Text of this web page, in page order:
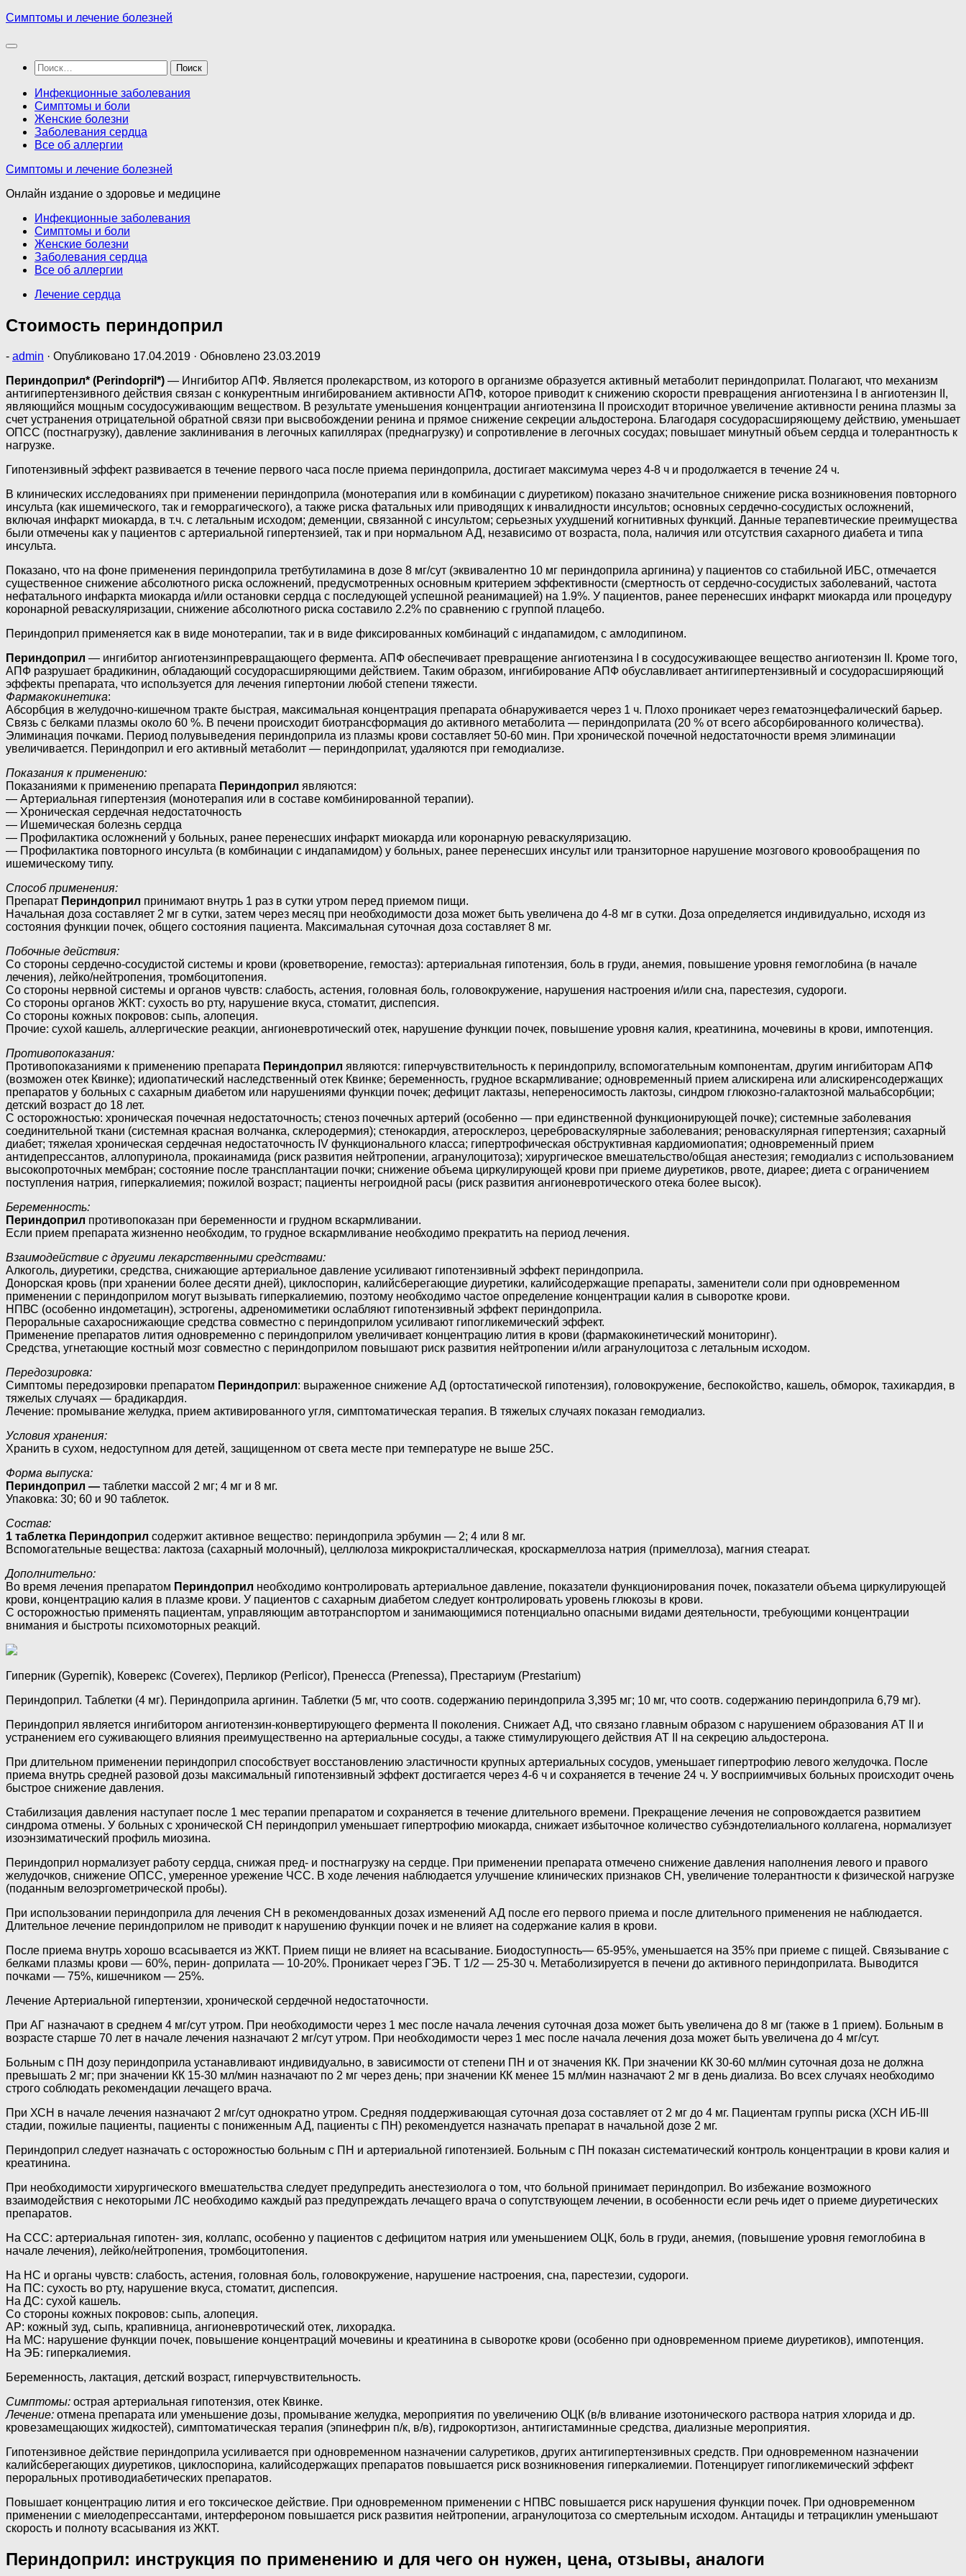
Перейти
содержимому
Симптомы и лечение болезней
Найти:
Инфекционные заболевания
Симптомы и боли
Женские болезни
Заболевания сердца
Все об аллергии
Симптомы и лечение болезней
Онлайн издание о здоровье и медицине
Инфекционные заболевания
Симптомы и боли
Женские болезни
Заболевания сердца
Все об аллергии
Лечение сердца
Стоимость периндоприл
- admin · Опубликовано 17.04.2019 · Обновлено 23.03.2019
Периндоприл* (Perindopril*) — Ингибитор АПФ. Является пролекарством, из которого в организме образуется активный метаболит периндоприлат. Полагают, что механизм
антигипертензивного действия связан с конкурентным ингибированием активности АПФ, которое приводит к снижению скорости превращения ангиотензина I в ангиотензин II,
являющийся мощным сосудосуживающим веществом. В результате уменьшения концентрации ангиотензина II происходит вторичное увеличение активности ренина плазмы за
счет устранения отрицательной обратной связи при высвобождении ренина и прямое снижение секреции альдостерона. Благодаря сосудорасширяющему действию, уменьшает
ОПСС (постнагрузку), давление заклинивания в легочных капиллярах (преднагрузку) и сопротивление в легочных сосудах; повышает минутный объем сердца и толерантность к
нагрузке.
Гипотензивный эффект развивается в течение первого часа после приема периндоприла, достигает максимума через 4-8 ч и продолжается в течение 24 ч.
В клинических исследованиях при применении периндоприла (монотерапия или в комбинации с диуретиком) показано значительное снижение риска возникновения повторного
инсульта (как ишемического, так и геморрагического), а также риска фатальных или приводящих к инвалидности инсультов; основных сердечно-сосудистых осложнений,
включая инфаркт миокарда, в т.ч. с летальным исходом; деменции, связанной с инсультом; серьезных ухудшений когнитивных функций. Данные терапевтические преимущества
были отмечены как у пациентов с артериальной гипертензией, так и при нормальном АД, независимо от возраста, пола, наличия или отсутствия сахарного диабета и типа
инсульта.
Показано, что на фоне применения периндоприла третбутиламина в дозе 8 мг/сут (эквивалентно 10 мг периндоприла аргинина) у пациентов со стабильной ИБС, отмечается
существенное снижение абсолютного риска осложнений, предусмотренных основным критерием эффективности (смертность от сердечно-сосудистых заболеваний, частота
нефатального инфаркта миокарда и/или остановки сердца с последующей успешной реанимацией) на 1.9%. У пациентов, ранее перенесших инфаркт миокарда или процедуру
коронарной реваскуляризации, снижение абсолютного риска составило 2.2% по сравнению с группой плацебо.
Периндоприл применяется как в виде монотерапии, так и в виде фиксированных комбинаций с индапамидом, с амлодипином.
Периндоприл — ингибитор ангиотензинпревращающего фермента. АПФ обеспечивает превращение ангиотензина I в сосудосуживающее вещество ангиотензин II. Кроме того,
АПФ разрушает брадикинин, обладающий сосудорасширяющими действием. Таким образом, ингибирование АПФ обуславливает антигипертензивный и сосудорасширяющий
эффекты препарата, что используется для лечения гипертонии любой степени тяжести.
Фармакокинетика:
Абсорбция в желудочно-кишечном тракте быстрая, максимальная концентрация препарата обнаруживается через 1 ч. Плохо проникает через гематоэнцефалический барьер.
Связь с белками плазмы около 60 %. В печени происходит биотрансформация до активного метаболита — периндоприлата (20 % от всего абсорбированного количества).
Элиминация почками. Период полувыведения периндоприла из плазмы крови составляет 50-60 мин. При хронической почечной недостаточности время элиминации
увеличивается. Периндоприл и его активный метаболит — периндоприлат, удаляются при гемодиализе.
Показания к применению:
Показаниями к применению препарата Периндоприл являются:
— Артериальная гипертензия (монотерапия или в составе комбинированной терапии).
— Хроническая сердечная недостаточность
— Ишемическая болезнь сердца
— Профилактика осложнений у больных, ранее перенесших инфаркт миокарда или коронарную реваскуляризацию.
— Профилактика повторного инсульта (в комбинации с индапамидом) у больных, ранее перенесших инсульт или транзиторное нарушение мозгового кровообращения по
ишемическому типу.
Способ применения:
Препарат Периндоприл принимают внутрь 1 раз в сутки утром перед приемом пищи.
Начальная доза составляет 2 мг в сутки, затем через месяц при необходимости доза может быть увеличена до 4-8 мг в сутки. Доза определяется индивидуально, исходя из
состояния функции почек, общего состояния пациента. Максимальная суточная доза составляет 8 мг.
Побочные действия:
Со стороны сердечно-сосудистой системы и крови (кроветворение, гемостаз): артериальная гипотензия, боль в груди, анемия, повышение уровня гемоглобина (в начале
лечения), лейко/нейтропения, тромбоцитопения.
Со стороны нервной системы и органов чувств: слабость, астения, головная боль, головокружение, нарушения настроения и/или сна, парестезия, судороги.
Со стороны органов ЖКТ: сухость во рту, нарушение вкуса, стоматит, диспепсия.
Со стороны кожных покровов: сыпь, алопеция.
Прочие: сухой кашель, аллергические реакции, ангионевротический отек, нарушение функции почек, повышение уровня калия, креатинина, мочевины в крови, импотенция.
Противопоказания:
Противопоказаниями к применению препарата Периндоприл являются: гиперчувствительность к периндоприлу, вспомогательным компонентам, другим ингибиторам АПФ
(возможен отек Квинке); идиопатический наследственный отек Квинке; беременность, грудное вскармливание; одновременный прием алискирена или алискиренсодержащих
препаратов у больных с сахарным диабетом или нарушениями функции почек; дефицит лактазы, непереносимость лактозы, синдром глюкозно-галактозной мальабсорбции;
детский возраст до 18 лет.
С осторожностью: хроническая почечная недостаточность; стеноз почечных артерий (особенно — при единственной функционирующей почке); системные заболевания
соединительной ткани (системная красная волчанка, склеродермия); стенокардия, атеросклероз, цереброваскулярные заболевания; реноваскулярная гипертензия; сахарный
диабет; тяжелая хроническая сердечная недостаточность IV функционального класса; гипертрофическая обструктивная кардиомиопатия; одновременный прием
антидепрессантов, аллопуринола, прокаинамида (риск развития нейтропении, агранулоцитоза); хирургическое вмешательство/общая анестезия; гемодиализ с использованием
высокопроточных мембран; состояние после трансплантации почки; снижение объема циркулирующей крови при приеме диуретиков, рвоте, диарее; диета с ограничением
поступления натрия, гиперкалиемия; пожилой возраст; пациенты негроидной расы (риск развития ангионевротического отека более высок).
Беременность:
Периндоприл противопоказан при беременности и грудном вскармливании.
Если прием препарата жизненно необходим, то грудное вскармливание необходимо прекратить на период лечения.
Взаимодействие с другими лекарственными средствами:
Алкоголь, диуретики, средства, снижающие артериальное давление усиливают гипотензивный эффект периндоприла.
Донорская кровь (при хранении более десяти дней), циклоспорин, калийсберегающие диуретики, калийсодержащие препараты, заменители соли при одновременном
применении с периндоприлом могут вызывать гиперкалиемию, поэтому необходимо частое определение концентрации калия в сыворотке крови.
НПВС (особенно индометацин), эстрогены, адреномиметики ослабляют гипотензивный эффект периндоприла.
Пероральные сахароснижающие средства совместно с периндоприлом усиливают гипогликемический эффект.
Применение препаратов лития одновременно с периндоприлом увеличивает концентрацию лития в крови (фармакокинетический мониторинг).
Средства, угнетающие костный мозг совместно с периндоприлом повышают риск развития нейтропении и/или агранулоцитоза с летальным исходом.
Передозировка:
Симптомы передозировки препаратом Периндоприл: выраженное снижение АД (ортостатической гипотензия), головокружение, беспокойство, кашель, обморок, тахикардия, в
тяжелых случаях — брадикардия.
Лечение: промывание желудка, прием активированного угля, симптоматическая терапия. В тяжелых случаях показан гемодиализ.
Условия хранения:
Хранить в сухом, недоступном для детей, защищенном от света месте при температуре не выше 25С.
Форма выпуска:
Периндоприл — таблетки массой 2 мг; 4 мг и 8 мг.
Упаковка: 30; 60 и 90 таблеток.
Состав:
1 таблетка Периндоприл содержит активное вещество: периндоприла эрбумин — 2; 4 или 8 мг.
Вспомогательные вещества: лактоза (сахарный молочный), целлюлоза микрокристаллическая, кроскармеллоза натрия (примеллоза), магния стеарат.
Дополнительно:
Во время лечения препаратом Периндоприл необходимо контролировать артериальное давление, показатели функционирования почек, показатели объема циркулирующей
крови, концентрацию калия в плазме крови. У пациентов с сахарным диабетом следует контролировать уровень глюкозы в крови.
С осторожностью применять пациентам, управляющим автотранспортом и занимающимися потенциально опасными видами деятельности, требующими концентрации
внимания и быстроты психомоторных реакций.
Гиперник (Gypernik), Коверекс (Coverex), Перликор (Perlicor), Пренесса (Prenessa), Престариум (Prestarium)
Периндоприл. Таблетки (4 мг). Периндоприла аргинин. Таблетки (5 мг, что соотв. содержанию периндоприла 3,395 мг; 10 мг, что соотв. содержанию периндоприла 6,79 мг).
Периндоприл является ингибитором ангиотензин-конвертирующего фермента II поколения. Снижает АД, что связано главным образом с нарушением образования AT II и
устранением его суживающего влияния преимущественно на артериальные сосуды, а также стимулирующего действия AT II на секрецию альдостерона.
При длительном применении периндоприл способствует восстановлению эластичности крупных артериальных сосудов, уменьшает гипертрофию левого желудочка. После
приема внутрь средней разовой дозы максимальный гипотензивный эффект достигается через 4-6 ч и сохраняется в течение 24 ч. У восприимчивых больных происходит очень
быстрое снижение давления.
Стабилизация давления наступает после 1 мес терапии препаратом и сохраняется в течение длительного времени. Прекращение лечения не сопровождается развитием
синдрома отмены. У больных с хронической СН периндоприл уменьшает гипертрофию миокарда, снижает избыточное количество субэндотелиального коллагена, нормализует
изоэнзиматический профиль миозина.
Периндоприл нормализует работу сердца, снижая пред- и постнагрузку на сердце. При применении препарата отмечено снижение давления наполнения левого и правого
желудочков, снижение ОПСС, умеренное урежение ЧСС. В ходе лечения наблюдается улучшение клинических признаков СН, увеличение толерантности к физической нагрузке
(поданным велоэргометрической пробы).
При использовании периндоприла для лечения СН в рекомендованных дозах изменений АД после его первого приема и после длительного применения не наблюдается.
Длительное лечение периндоприлом не приводит к нарушению функции почек и не влияет на содержание калия в крови.
После приема внутрь хорошо всасывается из ЖКТ. Прием пищи не влияет на всасывание. Биодоступность— 65-95%, уменьшается на 35% при приеме с пищей. Связывание с
белками плазмы крови — 60%, перин- доприлата — 10-20%. Проникает через ГЭБ. Т 1/2 — 25-30 ч. Метаболизируется в печени до активного периндоприлата. Выводится
почками — 75%, кишечником — 25%.
Лечение Артериальной гипертензии, хронической сердечной недостаточности.
При АГ назначают в среднем 4 мг/сут утром. При необходимости через 1 мес после начала лечения суточная доза может быть увеличена до 8 мг (также в 1 прием). Больным в
возрасте старше 70 лет в начале лечения назначают 2 мг/сут утром. При необходимости через 1 мес после начала лечения доза может быть увеличена до 4 мг/сут.
Больным с ПН дозу периндоприла устанавливают индивидуально, в зависимости от степени ПН и от значения КК. При значении КК 30-60 мл/мин суточная доза не должна
превышать 2 мг; при значении КК 15-30 мл/мин назначают по 2 мг через день; при значении КК менее 15 мл/мин назначают 2 мг в день диализа. Во всех случаях необходимо
строго соблюдать рекомендации лечащего врача.
При ХСН в начале лечения назначают 2 мг/сут однократно утром. Средняя поддерживающая суточная доза составляет от 2 мг до 4 мг. Пациентам группы риска (ХСН ИБ-III
стадии, пожилые пациенты, пациенты с пониженным АД, пациенты с ПН) рекомендуется назначать препарат в начальной дозе 2 мг.
Периндоприл следует назначать с осторожностью больным с ПН и артериальной гипотензией. Больным с ПН показан систематический контроль концентрации в крови калия и
креатинина.
При необходимости хирургического вмешательства следует предупредить анестезиолога о том, что больной принимает периндоприл. Во избежание возможного
взаимодействия с некоторыми ЛС необходимо каждый раз предупреждать лечащего врача о сопутствующем лечении, в особенности если речь идет о приеме диуретических
препаратов.
На ССС: артериальная гипотен- зия, коллапс, особенно у пациентов с дефицитом натрия или уменьшением ОЦК, боль в груди, анемия, (повышение уровня гемоглобина в
начале лечения), лейко/нейтропения, тромбоцитопения.
На НС и органы чувств: слабость, астения, головная боль, головокружение, нарушение настроения, сна, парестезии, судороги.
На ПС: сухость во рту, нарушение вкуса, стоматит, диспепсия.
На ДС: сухой кашель.
Со стороны кожных покровов: сыпь, алопеция.
АР: кожный зуд, сыпь, крапивница, ангионевротический отек, лихорадка.
На МС: нарушение функции почек, повышение концентраций мочевины и креатинина в сыворотке крови (особенно при одновременном приеме диуретиков), импотенция.
На ЭБ: гиперкалиемия.
Беременность, лактация, детский возраст, гиперчувствительность.
Симптомы: острая артериальная гипотензия, отек Квинке.
Лечение: отмена препарата или уменьшение дозы, промывание желудка, мероприятия по увеличению ОЦК (в/в вливание изотонического раствора натрия хлорида и др.
кровезамещающих жидкостей), симптоматическая терапия (эпинефрин п/к, в/в), гидрокортизон, антигистаминные средства, диализные мероприятия.
Гипотензивное действие периндоприла усиливается при одновременном назначении салуретиков, других антигипертензивных средств. При одновременном назначении
калийсберегающих диуретиков, циклоспорина, калийсодержащих препаратов повышается риск возникновения гиперкалиемии. Потенцирует гипогликемический эффект
пероральных противодиабетических препаратов.
Повышает концентрацию лития и его токсическое действие. При одновременном применении с НПВС повышается риск нарушения функции почек. При одновременном
применении с миелодепрессантами, интерфероном повышается риск развития нейтропении, агранулоцитоза со смертельным исходом. Антациды и тетрациклин уменьшают
скорость и полноту всасывания из ЖКТ.
Периндоприл: инструкция по применению и для чего он нужен, цена, отзывы, аналоги